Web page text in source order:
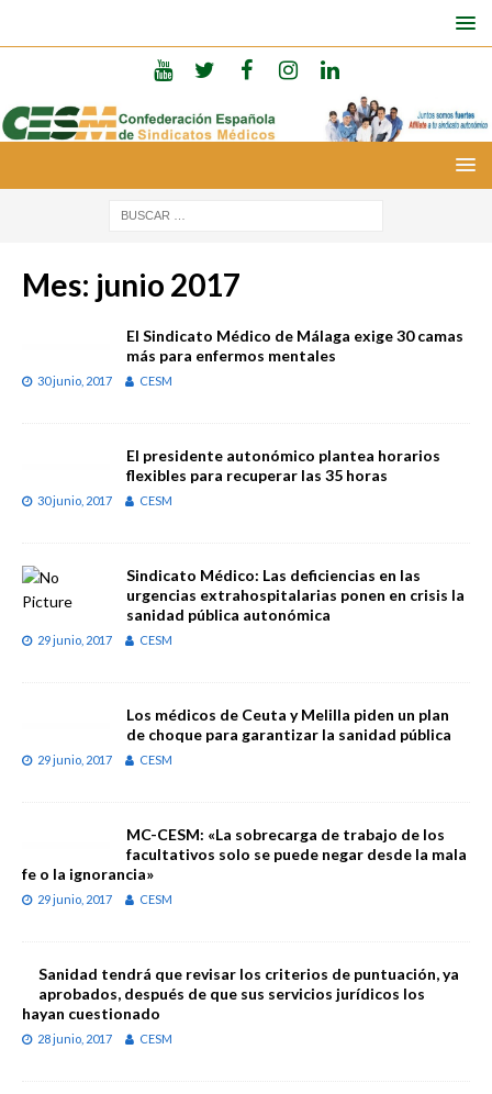
Mes: junio 2017
El Sindicato Médico de Málaga exige 30 camas
más para enfermos mentales
30 junio, 2017 CESM
El presidente autonómico plantea horarios
flexibles para recuperar las 35 horas
30 junio, 2017 CESM
Sindicato Médico: Las deficiencias en las
urgencias extrahospitalarias ponen en crisis la
sanidad pública autonómica
29 junio, 2017 CESM
Los médicos de Ceuta y Melilla piden un plan
de choque para garantizar la sanidad pública
29 junio, 2017 CESM
MC-CESM: «La sobrecarga de trabajo de los
facultativos solo se puede negar desde la mala
fe o la ignorancia»
29 junio, 2017 CESM
Sanidad tendrá que revisar los criterios de puntuación, ya
aprobados, después de que sus servicios jurídicos los
hayan cuestionado
28 junio, 2017 CESM